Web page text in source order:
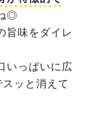
◎
旨味をダイレ
いっぱいに広
ッと消えて